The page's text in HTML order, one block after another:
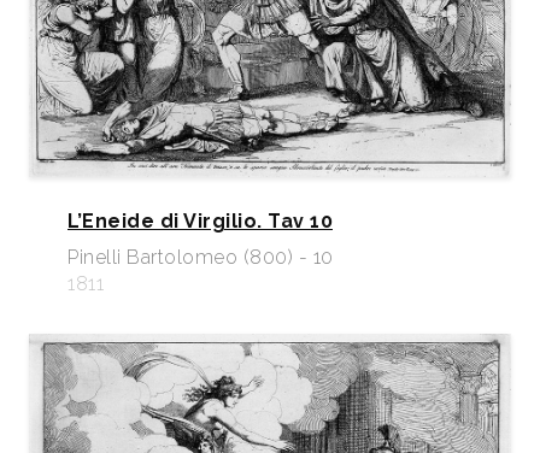
L’Eneide di Virgilio. Tav 10
Pinelli Bartolomeo (800) - 10
1811